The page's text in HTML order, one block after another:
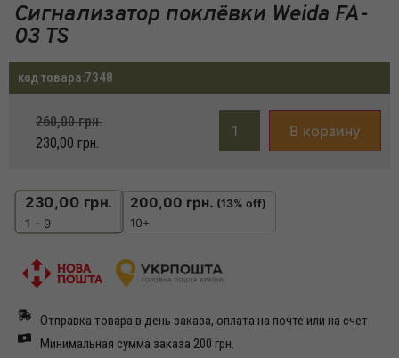
Сигнализатор поклёвки Weida FA-
03 TS
код товара:7348
260,00грн.
230,00 грн.
В корзину
230,00 грн.
1 - 9
200,00 грн. (13% off)
10+
Отправка товара в день заказа, оплата на почте или на счет
Минимальная сумма заказа 200 грн.